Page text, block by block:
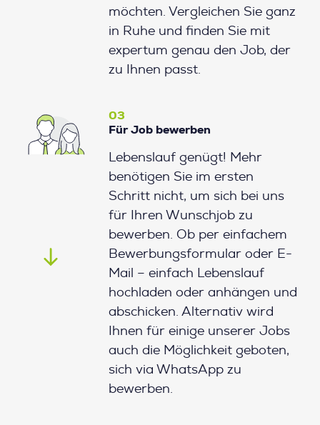
möchten. Vergleichen Sie ganz
in Ruhe und finden Sie mit
expertum genau den Job, der
zu Ihnen passt.
03
Für Job bewerben
Lebenslauf genügt! Mehr
benötigen Sie im ersten
Schritt nicht, um sich bei uns
für Ihren Wunschjob zu
bewerben. Ob per einfachem
Bewerbungsformular oder E-
Mail – einfach Lebenslauf
hochladen oder anhängen und
abschicken. Alternativ wird
Ihnen für einige unserer Jobs
auch die Möglichkeit geboten,
sich via WhatsApp zu
bewerben.